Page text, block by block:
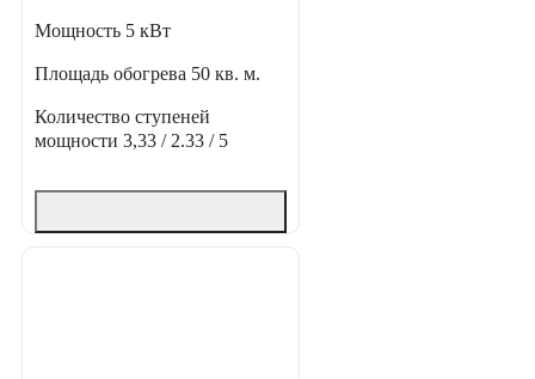
Мощность 5 кВт
Площадь обогрева 50 кв. м.
Количество ступеней
мощности 3,33 / 2.33 / 5